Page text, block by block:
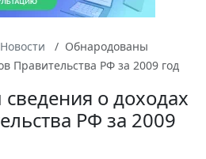
Новости
Обнародованы
Правительства РФ за 2009 год
о доходах
РФ за 2009